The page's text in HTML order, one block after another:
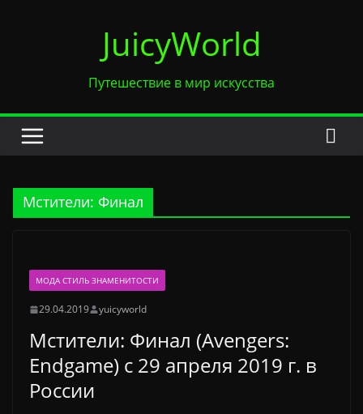
JuicyWorld
Путешествие в мир искусства
Мстители: Финал
МОДА СТИЛЬ ЗНАМЕНИТОСТИ
29.04.2019 yuicyworld
Мстители: Финал (Avengers:
Endgame) с 29 апреля 2019 г. в
России